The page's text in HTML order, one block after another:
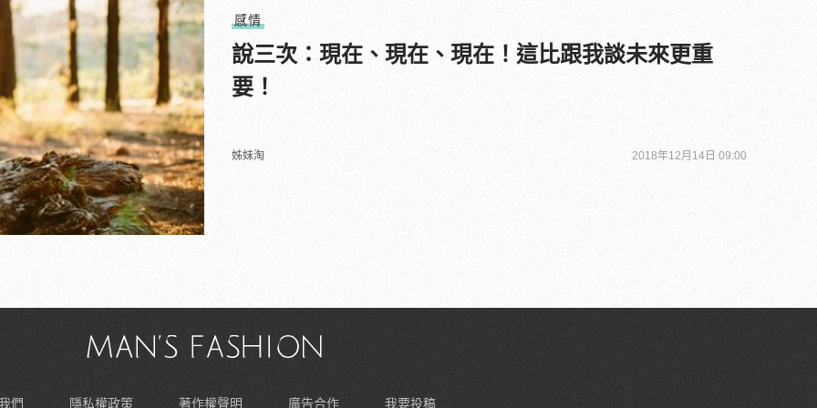
感情
說三次：現在、現在、現在！這比跟我談未來更重
要！
姊妹淘 2018年12月14日 09:00
們 隱私權政策 著作權聲明 廣告合作 我要投稿